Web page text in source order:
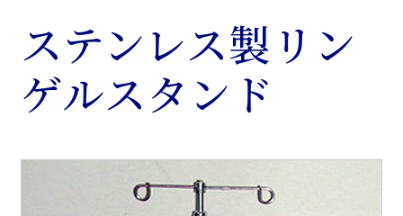
ステンレス製リン
ゲルスタンド